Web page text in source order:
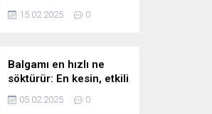
15.02.2025 0
Balgamı en hızlı ne
söktürür: En kesin, etkili
ve çabuk balgam
söktürücü kür!
05.02.2025 0